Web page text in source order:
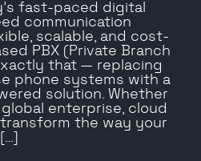
fast-paced digital
communication
scalable, and cost-
PBX (Private Branch
that — replacing
phone systems with a
solution. Whether
enterprise, cloud
the way your